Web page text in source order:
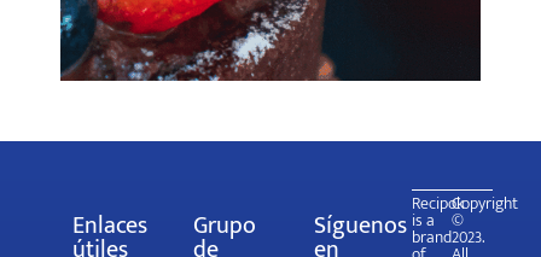
Enlaces Grupo Síguenos
Recipok
is a
brand
Copyright
©
2023.